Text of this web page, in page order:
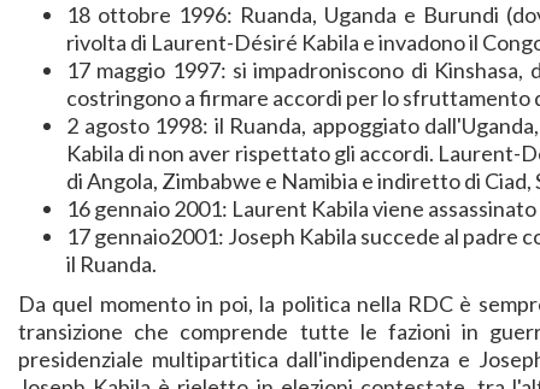
18 ottobre 1996: Ruanda, Uganda e Burundi
rivolta di Laurent-Désiré Kabila e invadono il
17 maggio 1997: si impadroniscono di
costringono a firmare accordi per lo sfruttamento
2 agosto 1998: il Ruanda, appoggiato
Kabila di non aver rispettato gli accordi. Laurent-
di Angola, Zimbabwe e Namibia e indiretto di Ciad,
16 gennaio 2001: Laurent Kabila viene
17 gennaio2001: Joseph Kabila succede al padre
il Ruanda.
Da quel momento in poi, la politica nella RDC è
transizione che comprende tutte le fazioni in
presidenziale multipartitica dall'indipendenza e